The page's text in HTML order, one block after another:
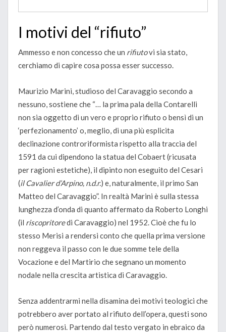
I motivi del “rifiuto”
Ammesso e non concesso che un rifiutovi sia stato,
cerchiamo di capire cosa possa esser successo.
Maurizio Marini, studioso del Caravaggio secondo a
nessuno, sostiene che “… la prima pala della Contarelli
non sia oggetto di un vero e proprio rifiuto o bensì di un
‘perfezionamento’ o, meglio, di una più esplicita
declinazione controriformista rispetto alla traccia del
1591 da cui dipendono la statua del Cobaert (ricusata
per ragioni estetiche), il dipinto non eseguito del Cesari
(il Cavalier d’Arpino, n.d.r.) e, naturalmente, il primo San
Matteo del Caravaggio”. In realtà Marini è sulla stessa
lunghezza d’onda di quanto affermato da Roberto Longhi
(il riscopritoredi Caravaggio) nel 1952. Cioè che fu lo
stesso Merisi a rendersi conto che quella prima versione
non reggeva il passo con le due somme tele della
Vocazione e del Martirio che segnano un momento
nodale nella crescita artistica di Caravaggio.
Senza addentrarmi nella disamina dei motivi teologici che
potrebbero aver portato al rifiuto dell’opera, questi sono
però numerosi. Partendo dal testo vergato in ebraico da